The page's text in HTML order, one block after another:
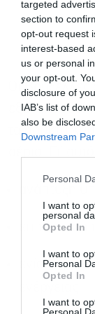
targeted
section to
opt-out request
interest-based
us or personal
your opt-out.
disclosure of
IAB’s list of
also be
Downstream
Personal
I want to
personal
Opted In
I want to
Personal
Opted In
I want to
Personal
Οι
εξακολουθεί
τα ορυκτά
ενίσχυση